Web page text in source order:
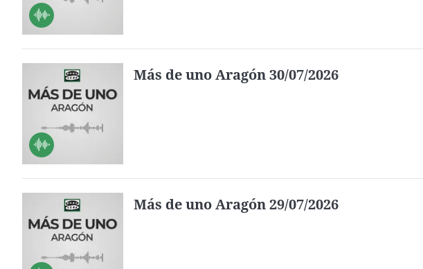
Más de uno Aragón 30/07/2026
Más de uno Aragón 29/07/2026